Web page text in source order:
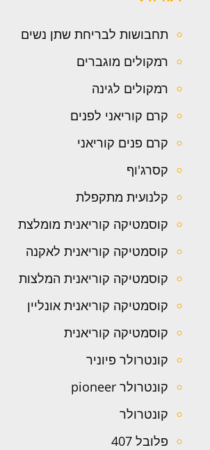
תחבושות לבריחת שתן נשים
רמקולים מוגברים
רמקולים לגינה
קרם קוריאני לפנים
קרם פנים קוריאני
קסרג'וף
קלנועית מתקפלת
קוסמטיקה קוריאנית מומלצת
קוסמטיקה קוריאנית לאקנה
קוסמטיקה קוריאנית המלצות
קוסמטיקה קוריאנית אונליין
קוסמטיקה קוריאנית
קונטרולר פיוניר
קונטרולר pioneer
קונטרולר
פלובל 407